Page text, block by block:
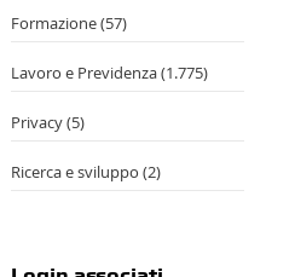
Formazione(57)
Lavoro e Previdenza(1.775)
Privacy(5)
Ricerca e sviluppo (2)